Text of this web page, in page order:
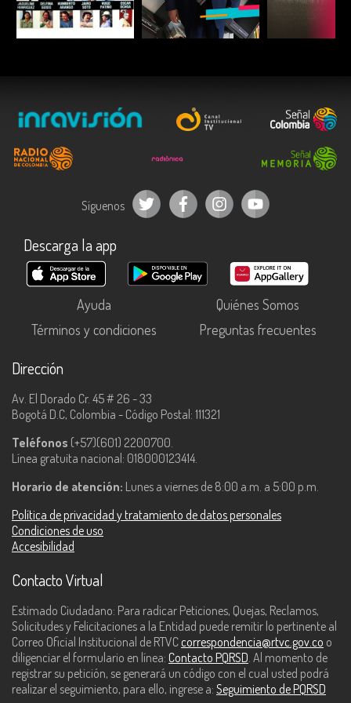
ESCUCHAR ESCUCHAR
Síguenos
Descarga la app
Ayuda
Quiénes Somos
Términos y condiciones
Preguntas frecuentes
Dirección
Av. El Dorado Cr. 45 # 26 - 33
Bogotá D.C, Colombia - Código Postal: 111321
Teléfonos (+57)(601) 2200700.
Línea gratuita nacional: 018000123414.
Horario de atención: Lunes a viernes de 8:00 a.m. a 5:00 p.m.
Política de privacidad y tratamiento de datos personales
Condiciones de uso
Accesibilidad
Contacto Virtual
Estimado Ciudadano: Para radicar Peticiones, Quejas, Reclamos,
Solicitudes y Felicitaciones a la Entidad puede remitir lo pertinente al
Correo Oficial Institucional de RTVC correspondencia@rtvc.gov.co o
diligenciar el formulario en línea: Contacto PQRSD. Al momento de
registrar su petición, se generará un código con el cual usted podrá
realizar el seguimiento, para ello, ingrese a: Seguimiento de PQRSD